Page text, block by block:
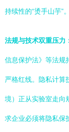
持续性的“烫手山芋”。
法规与技术双重压力
信息保护法》等法规
严格红线。隐私计算
境）正从实验室走向
求企业必须将隐私保